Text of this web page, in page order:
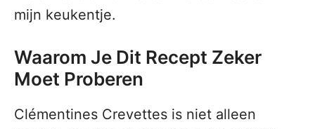
mijn keukentje.
Waarom Je Dit Recept Zeker
Moet Proberen
Clémentines Crevettes is niet alleen